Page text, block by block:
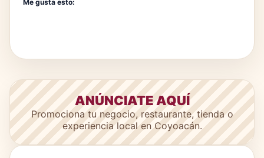
Me gusta esto:
ANÚNCIATE AQUÍ
Promociona tu negocio, restaurante, tienda o
experiencia local en Coyoacán.